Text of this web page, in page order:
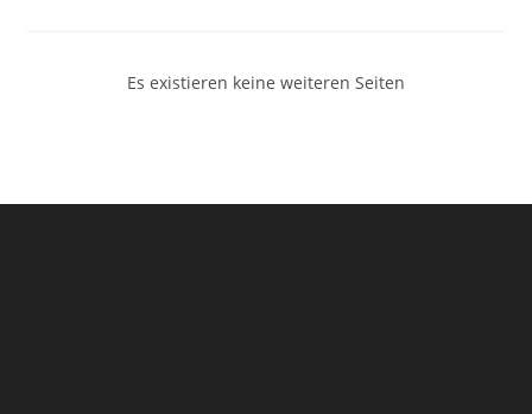
Es existieren keine weiteren Seiten